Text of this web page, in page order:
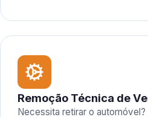
Remoção Técnica de
Necessita retirar o